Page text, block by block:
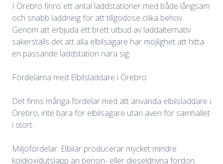
I Örebro finns ett antal laddstationer med både långsam
och snabb laddning för att tillgodose olika behov.
Genom att erbjuda ett brett utbud av laddalternativ
säkerställs det att alla elbilsägare har möjlighet att hitta
en passande laddstation nära sig.
Fördelarna med Elbilsladdare i Örebro
Det finns många fördelar med att använda elbilsladdare i
Örebro, inte bara för elbilsägare utan även för samhället
i stort.
Miljöfördelar: Elbilar producerar mycket mindre
koldioxidutsläpp än bensin- eller dieseldrivna fordon.